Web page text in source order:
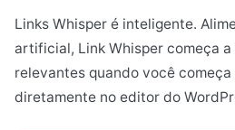
Links Whisper é inteligente.
artificial, Link Whisper começa
relevantes quando você
diretamente no editor do